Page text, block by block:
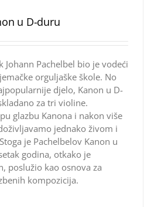
u D-duru
Johann Pachelbel bio je vodeći
orguljaške škole. No
djelo, Kanon u D-
za tri violine.
glazbu Kanona i nakon više
jednako živom i
je Pachelbelov Kanon u
godina, otkako je
poslužio kao osnova za
kompozicija.